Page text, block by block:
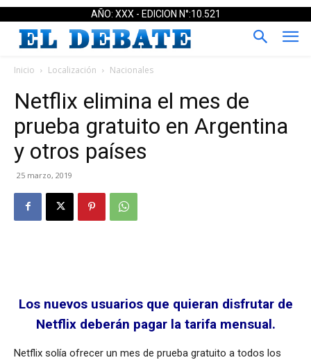
AÑO: XXX - EDICION N°:10.521
Inicio Localización Nacionales
Netflix elimina el mes de
prueba gratuito en Argentina
y otros países
25 marzo, 2019
Los nuevos usuarios que quieran disfrutar de
Netflix deberán pagar la tarifa mensual.
Netflix solía ofrecer un mes de prueba gratuito a todos los